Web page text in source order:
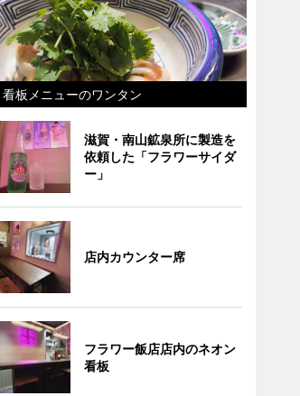
看板メニューのワンタン
滋賀・南山鉱泉所に製造を
依頼した「フラワーサイダ
ー」
店内カウンター席
フラワー飯店店内のネオン
看板